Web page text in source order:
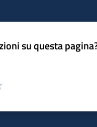
su questa